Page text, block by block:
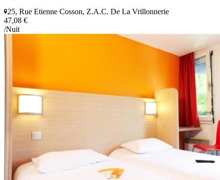
25, Rue Etienne Cosson, Z.A.C. De La Vrillonnerie
47,08 €
/Nuit